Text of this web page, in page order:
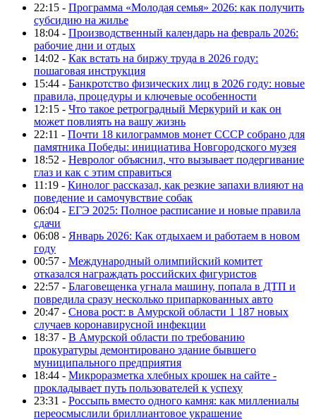
22:15 - Программа «Молодая семья» 2026: как получить
субсидию на жилье
18:04 - Производственный календарь на февраль 2026:
рабочие дни и отдых
14:02 - Как встать на биржу труда в 2026 году:
пошаговая инструкция
15:44 - Банкротство физических лиц в 2026 году: новые
правила, процедуры и ключевые особенности
12:15 - Что такое ретроградный Меркурий и как он
может повлиять на вашу жизнь
22:11 - Почти 18 килограммов монет СССР собрано для
памятника Победы: инициатива Новгородского музея
18:52 - Невролог объяснил, что вызывает подергивание
глаз и как с этим справиться
11:19 - Кинолог рассказал, как резкие запахи влияют на
поведение и самочувствие собак
06:04 - ЕГЭ 2025: Полное расписание и новые правила
сдачи
06:08 - Январь 2026: Как отдыхаем и работаем в новом
году
00:57 - Международный олимпийский комитет
отказался награждать российских фигуристов
22:57 - Благовещенка угнала машину, попала в ДТП и
повредила сразу несколько припаркованных авто
20:47 - Снова рост: в Амурской области 1 187 новых
случаев коронавирусной инфекции
18:37 - В Амурской области по требованию
прокуратуры демонтировано здание бывшего
муниципального предприятия
18:44 - Микроразметка хлебных крошек на сайте -
прокладывает путь пользователей к успеху
23:31 - Россыпь вместо одного камня: как миллениалы
переосмыслили бриллиантовое украшение